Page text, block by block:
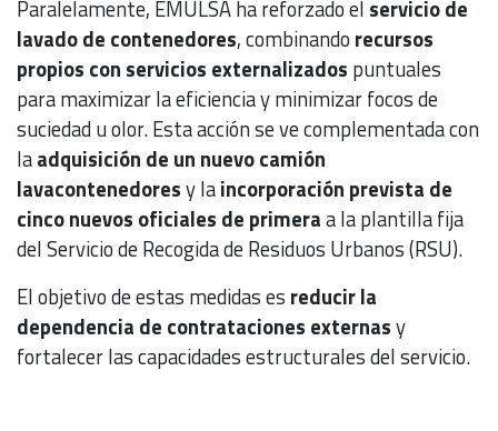
Paralelamente, EMULSA ha reforzado el servicio de
lavado de contenedores, combinando recursos
propios con servicios externalizados puntuales
para maximizar la eficiencia y minimizar focos de
suciedad u olor. Esta acción se ve complementada con
laadquisición de un nuevo camión
lavacontenedoresy laincorporación prevista de
cinco nuevos oficiales de primeraa la plantilla fija
del Servicio de Recogida de Residuos Urbanos (RSU).
El objetivo de estas medidas es reducir la
dependencia de contrataciones externasy
fortalecer las capacidades estructurales del servicio.